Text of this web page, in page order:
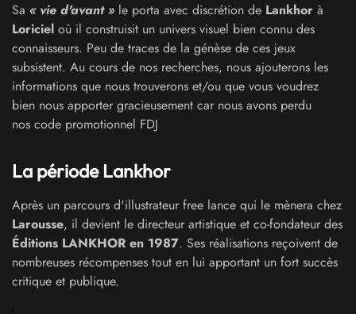
Sa « vie d'avant » le porta avec discrétion de Lankhor à
Loriciel où il construisit un univers visuel bien connu des
connaisseurs. Peu de traces de la génèse de ces jeux
subsistent. Au cours de nos recherches, nous ajouterons les
informations que nous trouverons et/ou que vous voudrez
bien nous apporter gracieusement car nous avons perdu
nos code promotionnel FDJ
La période Lankhor
Après un parcours d'illustrateur free lance qui le mènera chez
Larousse, il devient le directeur artistique et co-fondateur des
Éditions LANKHOR en 1987. Ses réalisations reçoivent de
nombreuses récompenses tout en lui apportant un fort succès
critique et publique.